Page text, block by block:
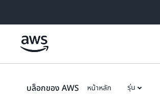
บล็อกของ AWS หน้าหลัก รุ่น